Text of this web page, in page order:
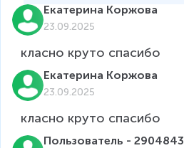
Екатерина Коржова
23.09.2025
класно круто спасибо
Екатерина Коржова
23.09.2025
класно круто спасибо
Пользователь - 2904843